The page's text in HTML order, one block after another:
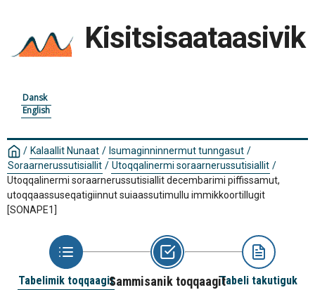
Kisitsisaataasivik
Dansk
English
/ Kalaallit Nunaat / Isumaginninnermut tunngasut /
Soraarnerussutisiallit / Utoqqalinermi soraarnerussutisiallit /
Utoqqalinermi soraarnerussutisiallit decembarimi piffissamut,
utoqqaassuseqatigiinnut suiaassutimullu immikkoortillugit
[SONAPE1]
Tabelimik toqqaagitSammisanik toqqaagitTabeli takutiguk